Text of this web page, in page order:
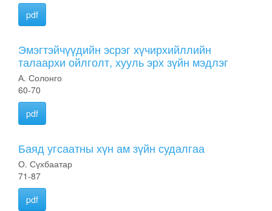
pdf
Эмэгтэйчүүдийн эсрэг хүчирхийллийн
талаархи ойлголт, хууль эрх зүйн мэдлэг
А. Солонго
60-70
pdf
Баяд угсаатны хүн ам зүйн судалгаа
О. Сүхбаатар
71-87
pdf